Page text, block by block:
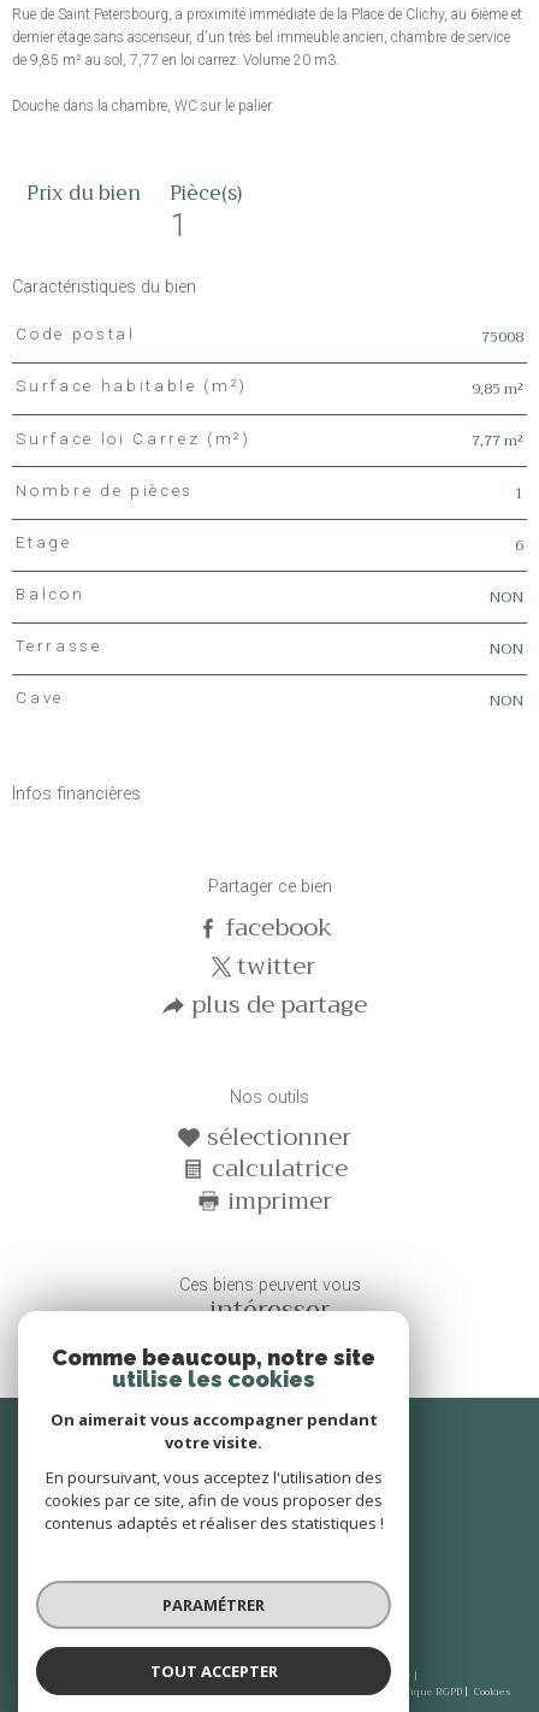
Rue de Saint Petersbourg, a proximité immédiate de la Place de Clichy, au 6ième et
dernier étage sans ascenseur, d'un très bel immeuble ancien, chambre de service
de 9,85 m² au sol, 7,77 en loi carrez. Volume 20 m3.
Douche dans la chambre, WC sur le palier.
Prix du bien
Pièce(s)
1
Caractéristiques du bien
Caractéristiques Valeurs
Code postal 75008
Surface habitable (m²) 9,85 m²
Surface loi Carrez (m²) 7,77 m²
Nombre de pièces 1
Etage 6
Balcon NON
Terrasse NON
Cave NON
Infos financières
Partager ce bien
facebook
twitter
plus de partage
Nos outils
sélectionner
calculatrice
imprimer
Ces biens peuvent vous
intéresser
Se
connecter
espace propriétaire
suivre
© 2026 | Tous droits réservés | Traduction powered by Google |
Plan du site
Partenaires Politique RGPD Cookies
Comme beaucoup, notre site
utilise les cookies
On aimerait vous accompagner pendant
votre visite.
En poursuivant, vous acceptez l'utilisation des
cookies par ce site, afin de vous proposer des
contenus adaptés et réaliser des statistiques !
PARAMÉTRER
TOUT ACCEPTER